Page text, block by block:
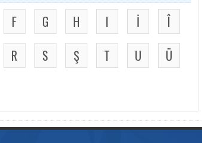
F G H I İ
Î
R S Ş T U
Ü